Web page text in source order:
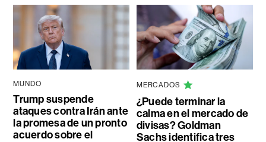
MUNDO
Trump suspende
ataques contra Irán ante
la promesa de un pronto
acuerdo sobre el
MERCADOS
¿Puede terminar la
calma en el mercado de
divisas? Goldman
Sachs identifica tres